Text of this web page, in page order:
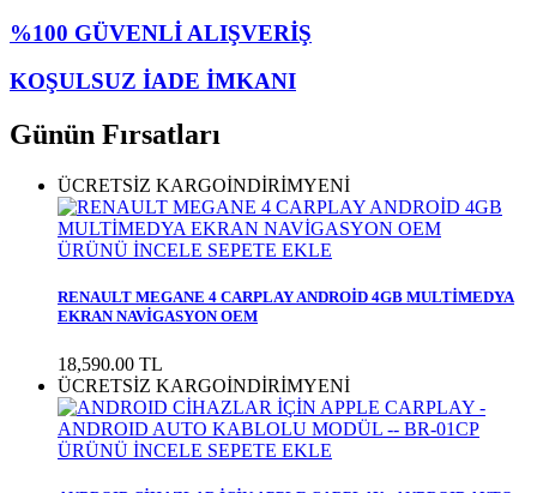
%100 GÜVENLİ ALIŞVERİŞ
KOŞULSUZ İADE İMKANI
Günün Fırsatları
ÜCRETSİZ KARGOİNDİRİMYENİ
ÜRÜNÜ İNCELE SEPETE EKLE
RENAULT MEGANE 4 CARPLAY ANDROİD 4GB MULTİMEDYA
EKRAN NAVİGASYON OEM
18,590.00 TL
ÜCRETSİZ KARGOİNDİRİMYENİ
ÜRÜNÜ İNCELE SEPETE EKLE